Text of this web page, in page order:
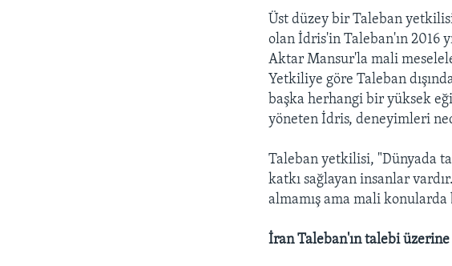
Üst düzey bir Taleban
olan İdris'in Taleban'ın 2016
Aktar Mansur'la mali
Yetkiliye göre Taleban
başka herhangi bir yüksek
yöneten İdris, deneyimleri
Taleban yetkilisi, "Dünyada
katkı sağlayan insanlar
almamış ama mali
İran Taleban'ın talebi